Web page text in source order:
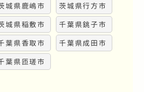
城県鹿嶋市
茨城県行方市
城県稲敷市
千葉県銚子市
葉県香取市
千葉県成田市
葉県匝瑳市